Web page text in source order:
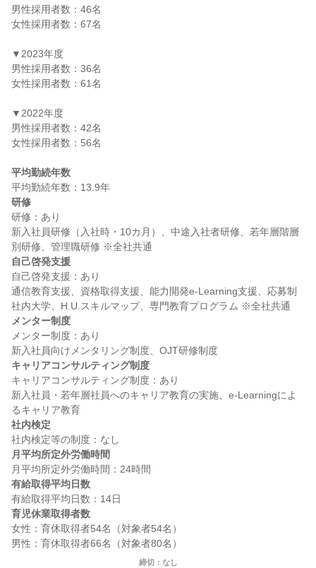
男性採用者数：46名
女性採用者数：67名
▼2023年度
男性採用者数：36名
女性採用者数：61名
▼2022年度
男性採用者数：42名
女性採用者数：56名
平均勤続年数
研修
研修：あり
新入社員研修（入社時・10カ月）、中途入社者研修、若年層階層
自己啓発支援
自己啓発支援：あり
通信教育支援、資格取得支援、能力開発e-Learning支援、応募制
メンター制度
メンター制度：あり
キャリアコンサルティング制度
キャリアコンサルティング制度：あり
新入社員・若年層社員へのキャリア教育の実施、e-Learningによ
社内検定
月平均所定外労働時間
有給取得平均日数
育児休業取得者数
女性：育休取得者54名（対象者54名）
締切：なし